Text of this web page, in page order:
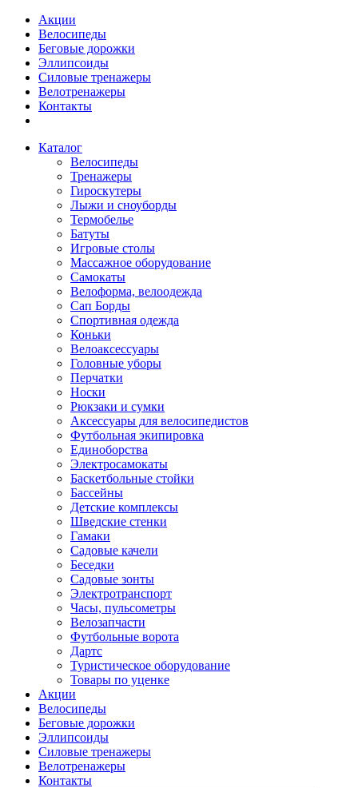
Акции
Велосипеды
Беговые дорожки
Эллипсоиды
Силовые тренажеры
Велотренажеры
Контакты
Каталог
Велосипеды
Тренажеры
Гироскутеры
Лыжи и сноуборды
Термобелье
Батуты
Игровые столы
Массажное оборудование
Самокаты
Велоформа, велоодежда
Сап Борды
Спортивная одежда
Коньки
Велоаксессуары
Головные уборы
Перчатки
Носки
Рюкзаки и сумки
Аксессуары для велосипедистов
Футбольная экипировка
Единоборства
Электросамокаты
Баскетбольные стойки
Бассейны
Детские комплексы
Шведские стенки
Гамаки
Садовые качели
Беседки
Садовые зонты
Электротранспорт
Часы, пульсометры
Велозапчасти
Футбольные ворота
Дартс
Туристическое оборудование
Товары по уценке
Акции
Велосипеды
Беговые дорожки
Эллипсоиды
Силовые тренажеры
Велотренажеры
Контакты